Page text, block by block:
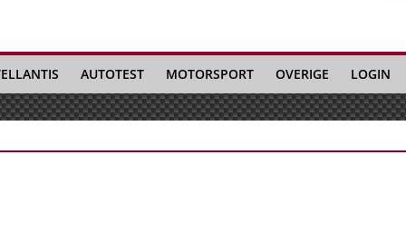
AUTOTEST MOTORSPORT OVERIGE LOGIN